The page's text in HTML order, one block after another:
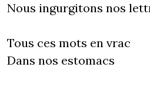
Nous ingurgitons nos
Tous ces mots en vrac
Dans nos estomacs